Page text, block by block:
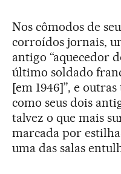
Nos cômodos de
corroídos jornais,
antigo “aquecedor
último soldado
[em 1946]”, e
como seus dois
talvez o que mais
marcada por
uma das salas